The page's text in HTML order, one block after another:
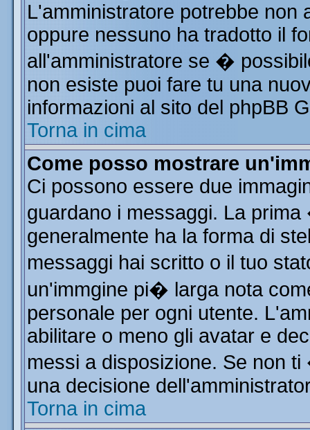
L'amministratore potrebbe non
oppure nessuno ha tradotto il
all'amministratore se �
non esiste puoi fare tu una
informazioni al sito del phpBB
Torna in cima
Come posso mostrare
Ci possono essere due
guardano i messaggi. La
generalmente ha la forma di
messaggi hai scritto o il tuo
un'immgine pi� larga nota
personale per ogni utente.
abilitare o meno gli avatar e
messi a disposizione. Se non
una decisione
Torna in cima